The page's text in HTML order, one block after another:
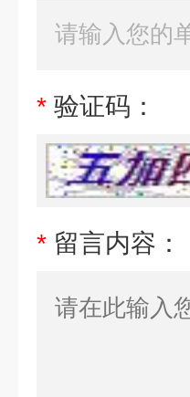
* 验证码：
* 留言内容：